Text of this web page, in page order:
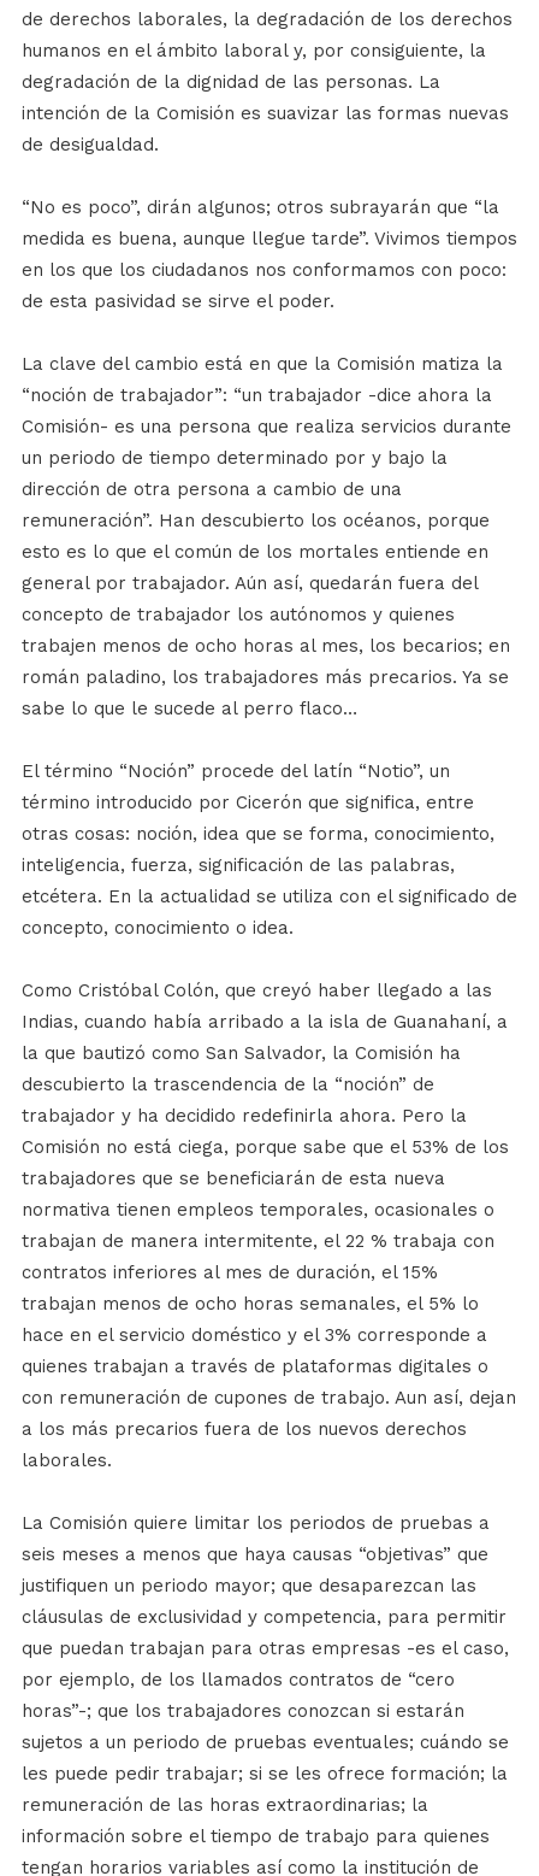
de derechos laborales, la degradación de los derechos
humanos en el ámbito laboral y, por consiguiente, la
degradación de la dignidad de las personas. La
intención de la Comisión es suavizar las formas nuevas
de desigualdad.
“No es poco”, dirán algunos; otros subrayarán que “la
medida es buena, aunque llegue tarde”. Vivimos tiempos
en los que los ciudadanos nos conformamos con poco:
de esta pasividad se sirve el poder.
La clave del cambio está en que la Comisión matiza la
“noción de trabajador”: “un trabajador -dice ahora la
Comisión- es una persona que realiza servicios durante
un periodo de tiempo determinado por y bajo la
dirección de otra persona a cambio de una
remuneración”. Han descubierto los océanos, porque
esto es lo que el común de los mortales entiende en
general por trabajador. Aún así, quedarán fuera del
concepto de trabajador los autónomos y quienes
trabajen menos de ocho horas al mes, los becarios; en
román paladino, los trabajadores más precarios. Ya se
sabe lo que le sucede al perro flaco…
El término “Noción” procede del latín “Notio”, un
término introducido por Cicerón que significa, entre
otras cosas: noción, idea que se forma, conocimiento,
inteligencia, fuerza, significación de las palabras,
etcétera. En la actualidad se utiliza con el significado de
concepto, conocimiento o idea.
Como Cristóbal Colón, que creyó haber llegado a las
Indias, cuando había arribado a la isla de Guanahaní, a
la que bautizó como San Salvador, la Comisión ha
descubierto la trascendencia de la “noción” de
trabajador y ha decidido redefinirla ahora. Pero la
Comisión no está ciega, porque sabe que el 53% de los
trabajadores que se beneficiarán de esta nueva
normativa tienen empleos temporales, ocasionales o
trabajan de manera intermitente, el 22 % trabaja con
contratos inferiores al mes de duración, el 15%
trabajan menos de ocho horas semanales, el 5% lo
hace en el servicio doméstico y el 3% corresponde a
quienes trabajan a través de plataformas digitales o
con remuneración de cupones de trabajo. Aun así, dejan
a los más precarios fuera de los nuevos derechos
laborales.
La Comisión quiere limitar los periodos de pruebas a
seis meses a menos que haya causas “objetivas” que
justifiquen un periodo mayor; que desaparezcan las
cláusulas de exclusividad y competencia, para permitir
que puedan trabajan para otras empresas -es el caso,
por ejemplo, de los llamados contratos de “cero
horas”-; que los trabajadores conozcan si estarán
sujetos a un periodo de pruebas eventuales; cuándo se
les puede pedir trabajar; si se les ofrece formación; la
remuneración de las horas extraordinarias; la
información sobre el tiempo de trabajo para quienes
tengan horarios variables así como la institución de